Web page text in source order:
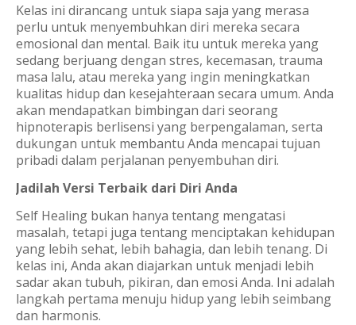
Kelas ini dirancang untuk siapa saja yang merasa
perlu untuk menyembuhkan diri mereka secara
emosional dan mental. Baik itu untuk mereka yang
sedang berjuang dengan stres, kecemasan, trauma
masa lalu, atau mereka yang ingin meningkatkan
kualitas hidup dan kesejahteraan secara umum. Anda
akan mendapatkan bimbingan dari seorang
hipnoterapis berlisensi yang berpengalaman, serta
dukungan untuk membantu Anda mencapai tujuan
pribadi dalam perjalanan penyembuhan diri.
Jadilah Versi Terbaik dari Diri Anda
Self Healing bukan hanya tentang mengatasi
masalah, tetapi juga tentang menciptakan kehidupan
yang lebih sehat, lebih bahagia, dan lebih tenang. Di
kelas ini, Anda akan diajarkan untuk menjadi lebih
sadar akan tubuh, pikiran, dan emosi Anda. Ini adalah
langkah pertama menuju hidup yang lebih seimbang
dan harmonis.